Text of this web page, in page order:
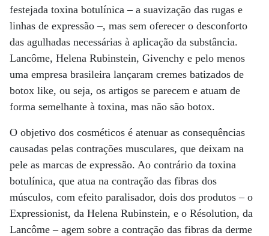
festejada toxina botulínica – a suavização das rugas e
linhas de expressão –, mas sem oferecer o desconforto
das agulhadas necessárias à aplicação da substância.
Lancôme, Helena Rubinstein, Givenchy e pelo menos
uma empresa brasileira lançaram cremes batizados de
botox like, ou seja, os artigos se parecem e atuam de
forma semelhante à toxina, mas não são botox.
O objetivo dos cosméticos é atenuar as consequências
causadas pelas contrações musculares, que deixam na
pele as marcas de expressão. Ao contrário da toxina
botulínica, que atua na contração das fibras dos
músculos, com efeito paralisador, dois dos produtos – o
Expressionist, da Helena Rubinstein, e o Résolution, da
Lancôme – agem sobre a contração das fibras da derme